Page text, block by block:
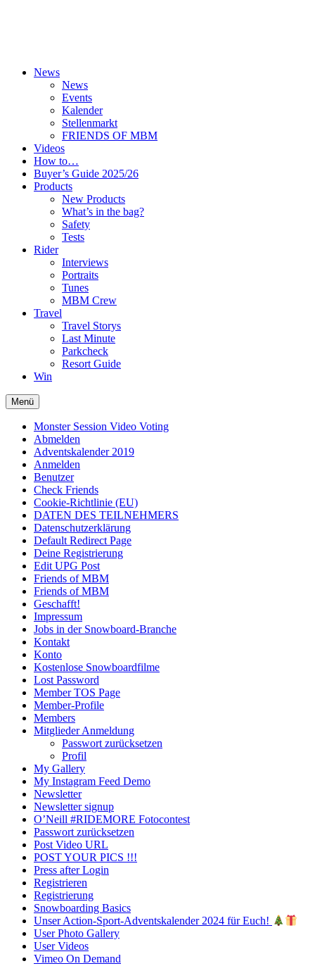
News
News
Events
Kalender
Stellenmarkt
FRIENDS OF MBM
Videos
How to…
Buyer’s Guide 2025/26
Products
New Products
What’s in the bag?
Safety
Tests
Rider
Interviews
Portraits
Tunes
MBM Crew
Travel
Travel Storys
Last Minute
Parkcheck
Resort Guide
Win
Menü
Monster Session Video Voting
Abmelden
Adventskalender 2019
Anmelden
Benutzer
Check Friends
Cookie-Richtlinie (EU)
DATEN DES TEILNEHMERS
Datenschutzerklärung
Default Redirect Page
Deine Registrierung
Edit UPG Post
Friends of MBM
Friends of MBM
Geschafft!
Impressum
Jobs in der Snowboard-Branche
Kontakt
Konto
Kostenlose Snowboardfilme
Lost Password
Member TOS Page
Member-Profile
Members
Mitglieder Anmeldung
Passwort zurücksetzen
Profil
My Gallery
My Instagram Feed Demo
Newsletter
Newsletter signup
O’Neill #RIDEMORE Fotocontest
Passwort zurücksetzen
Post Video URL
POST YOUR PICS !!!
Press after Login
Registrieren
Registrierung
Snowboarding Basics
Unser Action-Sport-Adventskalender 2024 für Euch!
User Photo Gallery
User Videos
Vimeo On Demand